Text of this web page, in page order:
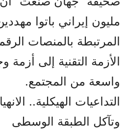
مليون إيراني باتوا
المرتبطة بالمنصات
الأزمة التقنية إلى أزمة
واسعة من المجتمع.
التداعيات الهيكلية..
وتآكل الطبقة الوسطى